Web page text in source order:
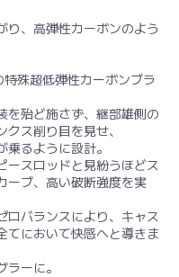
り、高弾性カーボンのよう
殊超低弾性カーボンブラ
を殆ど施さず、継部雄側の
ス削り目を見せ、
るように設計。
ースロッドと見紛うほどス
ーブ、高い破断強度を実
バランスにより、キャス
てにおいて快感へと導きま
ーに。